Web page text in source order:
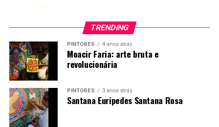
TRENDING
PINTORES 4 anos atrás
Moacir Faria: arte bruta e
revolucionária
PINTORES 3 anos atrás
Santana Euripedes Santana Rosa